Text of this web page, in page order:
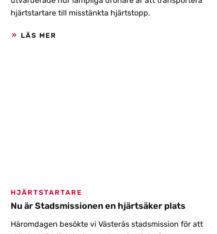
hjärtstartare till misstänkta hjärtstopp.
LÄS MER
HJÄRTSTARTARE
Nu är Stadsmissionen en hjärtsäker plats
Häromdagen besökte vi Västerås stadsmission för att